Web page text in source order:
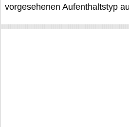
vorgesehenen Aufenthaltstyp